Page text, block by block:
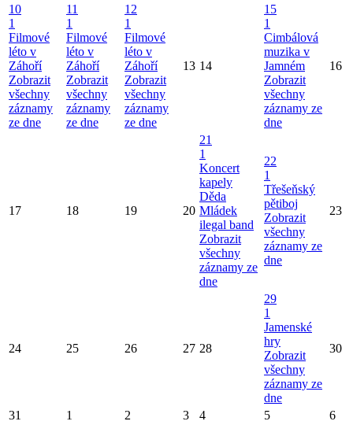
10
1
Filmové
léto v
Záhoří
Zobrazit
všechny
záznamy
ze dne
11
1
Filmové
léto v
Záhoří
Zobrazit
všechny
záznamy
ze dne
12
1
Filmové
léto v
Záhoří
Zobrazit
všechny
záznamy
ze dne
13 14
15
1
Cimbálová
muzika v
Jamném
Zobrazit
všechny
záznamy ze
dne
16
17 18 19 20
21
1
Koncert
kapely
Děda
Mládek
ilegal band
Zobrazit
všechny
záznamy ze
dne
22
1
Třešeňský
pětiboj
Zobrazit
všechny
záznamy ze
dne
23
24 25 26 27 28
29
1
Jamenské
hry
Zobrazit
všechny
záznamy ze
dne
30
31 1 2 3 4 5 6